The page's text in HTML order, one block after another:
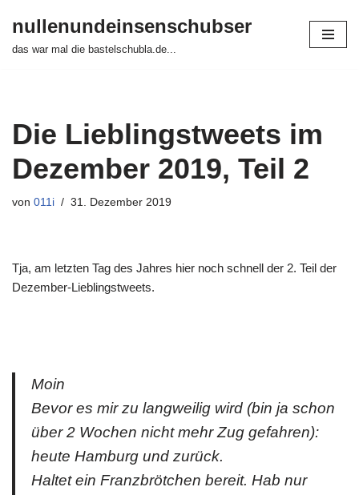
Zum
nullenundeinsenschubser
das war mal die bastelschubla.de...
Die Lieblingstweets im
Dezember 2019, Teil 2
von 011i 31. Dezember 2019
Tja, am letzten Tag des Jahres hier noch schnell der 2. Teil der
Dezember-Lieblingstweets.
Moin
Bevor es mir zu langweilig wird (bin ja schon
über 2 Wochen nicht mehr Zug gefahren):
heute Hamburg und zurück.
Haltet ein Franzbrötchen bereit. Hab nur